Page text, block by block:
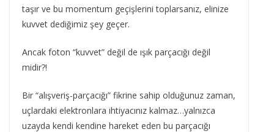
taşır ve bu momentum geçişlerini toplarsanız, elinize
kuvvet dediğimiz şey geçer.
Ancak foton “kuvvet” değil de ışık parçacığı değil
midir?!
Bir “alışveriş-parçacığı” fikrine sahip olduğunuz zaman,
uçlardaki elektronlara ihtiyacınız kalmaz…yalnızca
uzayda kendi kendine hareket eden bu parçacığı